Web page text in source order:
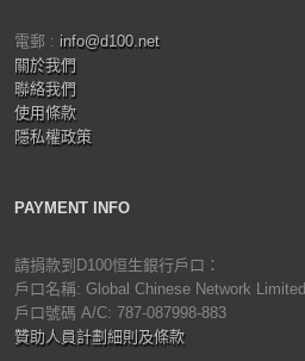
電郵 : info@d100.net
關於我們
聯絡我們
使用條款
隱私權政策
PAYMENT INFO
請捐款到D100恒生銀行戶口：
戶口名稱: Global Chinese Network Limited
戶口號碼 A/C: 787-087998-883
贊助人員計劃細則及條款